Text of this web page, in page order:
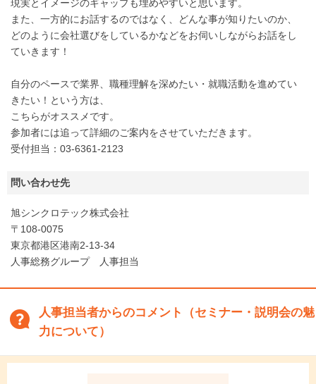
現実とイメージのギャップも埋めやすいと思います。
また、一方的にお話するのではなく、どんな事が知りたいのか、
どのように会社選びをしているかなどをお伺いしながらお話をし
ていきます！
自分のペースで業界、職種理解を深めたい・就職活動を進めてい
きたい！という方は、
こちらがオススメです。
参加者には追って詳細のご案内をさせていただきます。
受付担当：03-6361-2123
問い合わせ先
旭シンクロテック株式会社
〒108-0075
東京都港区港南2-13-34
人事総務グループ 人事担当
人事担当者からのコメント（セミナー・説明会の魅
力について）